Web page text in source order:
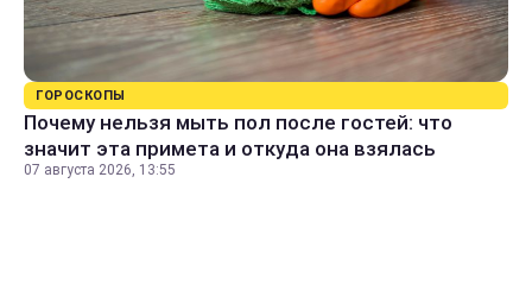
ГОРОСКОПЫ
Почему нельзя мыть пол после гостей: что
значит эта примета и откуда она взялась
07 августа 2026, 13:55